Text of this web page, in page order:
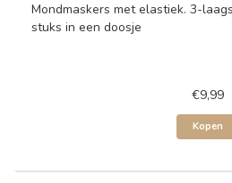
Mondmaskers met elastiek. 3-
stuks in een doosje
€9,99
Kopen